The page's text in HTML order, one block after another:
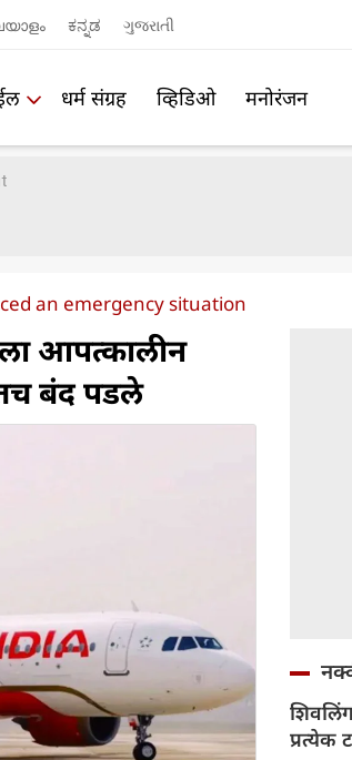
ಕನ್ನಡ ગુજરાતી
धर्म संग्रह व्हिडिओ मनोरंजन
an emergency situation
आपत्कालीन
बंद पडले
प्रत्येक